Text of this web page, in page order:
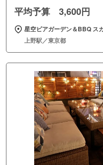
平均予算 3,600円
星空ビアガーデン＆BBQ
上野駅／東京都